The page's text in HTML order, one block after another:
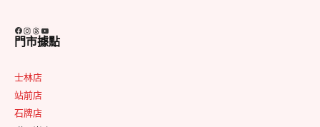
Facebook Instagram Threads YouTube
門市據點
士林店
站前店
石牌店